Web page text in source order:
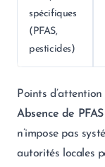
spécifiques
(PFAS,
pesticides)
Points d’attention
Absence de
n’impose pas
autorités locales